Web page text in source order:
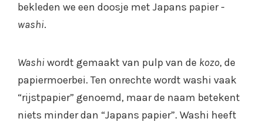
bekleden we een doosje met Japans papier -
washi.
Washiwordt gemaakt van pulp van de kozo, de
papiermoerbei. Ten onrechte wordt washi vaak
“rijstpapier” genoemd, maar de naam betekent
niets minder dan “Japans papier”. Washi heeft